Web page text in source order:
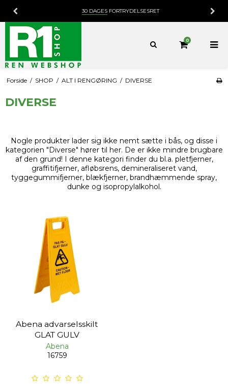
30 DAGESFORTRYDELSESRET
0
Forside / SHOP / ALT I RENGØRING / DIVERSE
DIVERSE
Nogle produkter lader sig ikke nemt sætte i bås, og disse i
kategorien "Diverse" hører til her. De er ikke mindre brugbare
af den grund! I denne kategori finder du bl.a. pletfjerner,
graffitifjerner, afløbsrens, demineraliseret vand,
tyggegummifjerner, blækfjerner, brandhæmmende spray,
dunke og isopropylalkohol.
Abena advarselsskilt
GLAT GULV
Abena
16759